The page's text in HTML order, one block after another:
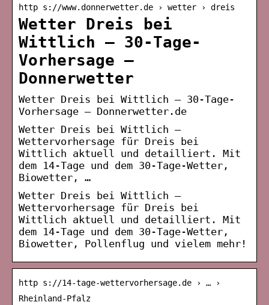
http s://www.donnerwetter.de › wetter › dreis
Wetter Dreis bei
Wittlich – 30-Tage-
Vorhersage –
Donnerwetter
Wetter Dreis bei Wittlich – 30-Tage-
Vorhersage – Donnerwetter.de
Wetter Dreis bei Wittlich –
Wettervorhersage für Dreis bei
Wittlich aktuell und detailliert. Mit
dem 14-Tage und dem 30-Tage-Wetter,
Biowetter, …
Wetter Dreis bei Wittlich –
Wettervorhersage für Dreis bei
Wittlich aktuell und detailliert. Mit
dem 14-Tage und dem 30-Tage-Wetter,
Biowetter, Pollenflug und vielem mehr!
http s://14-tage-wettervorhersage.de › … ›
Rheinland-Pfalz